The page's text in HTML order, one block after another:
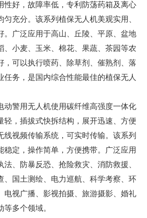
性好，故障率低，专利防荡药箱及离心
匀充分。该系列植保无人机美观实用、
。广泛应用于高山、丘陵、平原、盆地
、小麦、玉米、棉花、果蔬、茶园等农
，可以执行喷药、除草剂、催熟剂、落
任务，是国内综合性能最佳的植保无人
动警用无人机使用碳纤维高强度一体化
轻，插拔式快拆结构，展开迅速、方便
线视频传输系统，可实时传输。该系列
稳定，操作简单，方便携带。广泛应用
法、防暴反恐、抢险救灾、消防救援、
、国土测绘、电力巡航、科学考察、环
电视广播、影视拍摄、旅游摄影、婚礼
多个领域。